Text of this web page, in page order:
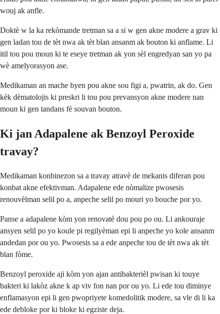
wouj ak anfle.
Doktè w la ka rekòmande tretman sa a si w gen akne modere a grav ki
gen ladan tou de tèt nwa ak tèt blan ansanm ak bouton ki anflame. Li
itil tou pou moun ki te eseye tretman ak yon sèl engredyan san yo pa
wè amelyorasyon ase.
Medikaman an mache byen pou akne sou figi a, pwatrin, ak do. Gen
kèk dèmatolojis ki preskri li tou pou prevansyon akne modere nan
moun ki gen tandans fè souvan bouton.
Ki jan Adapalene ak Benzoyl Peroxide
travay?
Medikaman konbinezon sa a travay atravè de mekanis diferan pou
konbat akne efektivman. Adapalene ede nòmalize pwosesis
renouvèlman selil po a, anpeche selil po mouri yo bouche por yo.
Panse a adapalene kòm yon renovatè dou pou po ou. Li ankouraje
ansyen selil po yo koule pi regilyèman epi li anpeche yo kole ansanm
andedan por ou yo. Pwosesis sa a ede anpeche tou de tèt nwa ak tèt
blan fòme.
Benzoyl peroxide aji kòm yon ajan antibakterièl pwisan ki touye
bakteri ki lakòz akne k ap viv fon nan por ou yo. Li ede tou diminye
enflamasyon epi li gen pwopriyete komedolitik modere, sa vle di li ka
ede debloke por ki bloke ki egziste deja.